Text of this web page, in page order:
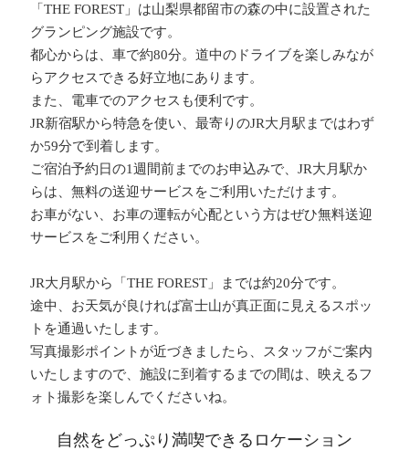
「THE FOREST」は山梨県都留市の森の中に設置された
グランピング施設です。
都心からは、車で約80分。道中のドライブを楽しみなが
らアクセスできる好立地にあります。
また、電車でのアクセスも便利です。
JR新宿駅から特急を使い、最寄りのJR大月駅まではわず
か59分で到着します。
ご宿泊予約日の1週間前までのお申込みで、JR大月駅か
らは、無料の送迎サービスをご利用いただけます。
お車がない、お車の運転が心配という方はぜひ無料送迎
サービスをご利用ください。
JR大月駅から「THE FOREST」までは約20分です。
途中、お天気が良ければ富士山が真正面に見えるスポッ
トを通過いたします。
写真撮影ポイントが近づきましたら、スタッフがご案内
いたしますので、施設に到着するまでの間は、映えるフ
ォト撮影を楽しんでくださいね。
自然をどっぷり満喫できるロケーション